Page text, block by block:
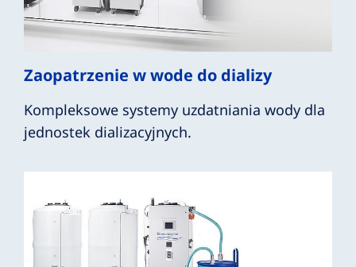
Zaopatrzenie w wode do dializy
Kompleksowe systemy uzdatniania wody dla
jednostek dializacyjnych.